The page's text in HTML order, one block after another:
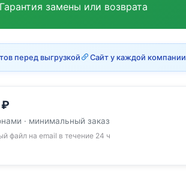
Гарантия замены или возврата
перед выгрузкой Сайт у каждой компании
· минимальный заказ
файл на email в течение 24 ч